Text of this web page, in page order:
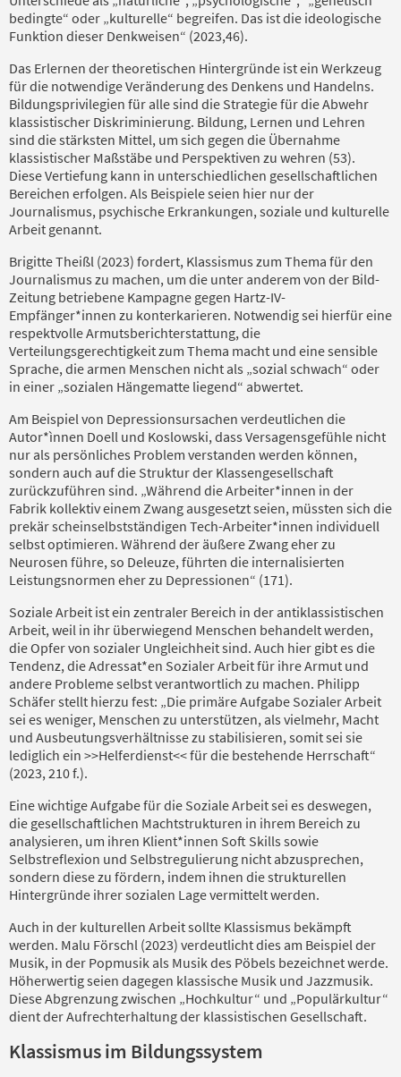
bedingte“ oder „kulturelle“ begreifen. Das ist die ideologische
Funktion dieser Denkweisen“ (2023,46).
Das Erlernen der theoretischen Hintergründe ist ein Werkzeug
für die notwendige Veränderung des Denkens und Handelns.
Bildungsprivilegien für alle sind die Strategie für die Abwehr
klassistischer Diskriminierung. Bildung, Lernen und Lehren
sind die stärksten Mittel, um sich gegen die Übernahme
klassistischer Maßstäbe und Perspektiven zu wehren (53).
Diese Vertiefung kann in unterschiedlichen gesellschaftlichen
Bereichen erfolgen. Als Beispiele seien hier nur der
Journalismus, psychische Erkrankungen, soziale und kulturelle
Arbeit genannt.
Brigitte Theißl (2023) fordert, Klassismus zum Thema für den
Journalismus zu machen, um die unter anderem von der Bild-
Zeitung betriebene Kampagne gegen Hartz-IV-
Empfänger*innen zu konterkarieren. Notwendig sei hierfür eine
respektvolle Armutsberichterstattung, die
Verteilungsgerechtigkeit zum Thema macht und eine sensible
Sprache, die armen Menschen nicht als „sozial schwach“ oder
in einer „sozialen Hängematte liegend“ abwertet.
Am Beispiel von Depressionsursachen verdeutlichen die
Autor*ìnnen Doell und Koslowski, dass Versagensgefühle nicht
nur als persönliches Problem verstanden werden können,
sondern auch auf die Struktur der Klassengesellschaft
zurückzuführen sind. „Während die Arbeiter*innen in der
Fabrik kollektiv einem Zwang ausgesetzt seien, müssten sich die
prekär scheinselbstständigen Tech-Arbeiter*innen individuell
selbst optimieren. Während der äußere Zwang eher zu
Neurosen führe, so Deleuze, führten die internalisierten
Leistungsnormen eher zu Depressionen“ (171).
Soziale Arbeit ist ein zentraler Bereich in der antiklassistischen
Arbeit, weil in ihr überwiegend Menschen behandelt werden,
die Opfer von sozialer Ungleichheit sind. Auch hier gibt es die
Tendenz, die Adressat*en Sozialer Arbeit für ihre Armut und
andere Probleme selbst verantwortlich zu machen. Philipp
Schäfer stellt hierzu fest: „Die primäre Aufgabe Sozialer Arbeit
sei es weniger, Menschen zu unterstützen, als vielmehr, Macht
und Ausbeutungsverhältnisse zu stabilisieren, somit sei sie
lediglich ein >>Helferdienst<< für die bestehende Herrschaft“
(2023, 210 f.).
Eine wichtige Aufgabe für die Soziale Arbeit sei es deswegen,
die gesellschaftlichen Machtstrukturen in ihrem Bereich zu
analysieren, um ihren Klient*innen Soft Skills sowie
Selbstreflexion und Selbstregulierung nicht abzusprechen,
sondern diese zu fördern, indem ihnen die strukturellen
Hintergründe ihrer sozialen Lage vermittelt werden.
Auch in der kulturellen Arbeit sollte Klassismus bekämpft
werden. Malu Förschl (2023) verdeutlicht dies am Beispiel der
Musik, in der Popmusik als Musik des Pöbels bezeichnet werde.
Höherwertig seien dagegen klassische Musik und Jazzmusik.
Diese Abgrenzung zwischen „Hochkultur“ und „Populärkultur“
dient der Aufrechterhaltung der klassistischen Gesellschaft.
Klassismus im Bildungssystem